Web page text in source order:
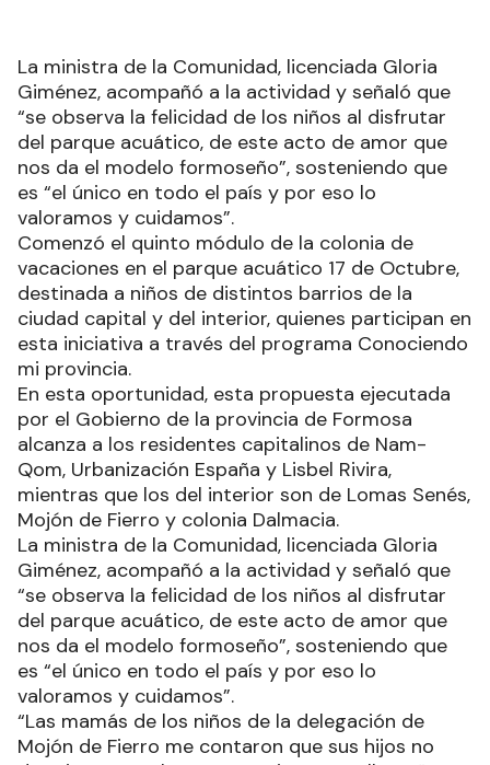
La ministra de la Comunidad, licenciada Gloria
Giménez, acompañó a la actividad y señaló que
“se observa la felicidad de los niños al disfrutar
del parque acuático, de este acto de amor que
nos da el modelo formoseño”, sosteniendo que
es “el único en todo el país y por eso lo
valoramos y cuidamos”.
Comenzó el quinto módulo de la colonia de
vacaciones en el parque acuático 17 de Octubre,
destinada a niños de distintos barrios de la
ciudad capital y del interior, quienes participan en
esta iniciativa a través del programa Conociendo
mi provincia.
En esta oportunidad, esta propuesta ejecutada
por el Gobierno de la provincia de Formosa
alcanza a los residentes capitalinos de Nam-
Qom, Urbanización España y Lisbel Rivira,